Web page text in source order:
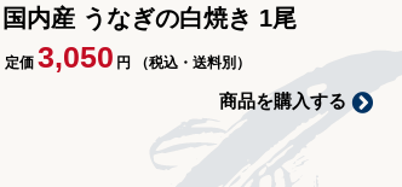
国内産 うなぎの白焼き 1尾
定価 3,050 円 （税込・送料別）
商品を購入する